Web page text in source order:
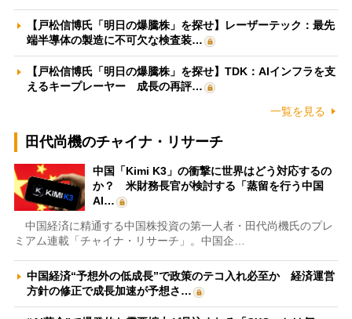
【戸松信博氏「明日の爆騰株」を探せ】レーザーテック：最先
端半導体の製造に不可欠な検査装…
【戸松信博氏「明日の爆騰株」を探せ】TDK：AIインフラを支
えるキープレーヤー 成長の再評…
一覧を見る
田代尚機のチャイナ・リサーチ
中国「Kimi K3」の衝撃に世界はどう対応するの
か？ 米財務長官が検討する「蒸留を行う中国
AI…
中国経済に精通する中国株投資の第一人者・田代尚機氏のプレ
ミアム連載「チャイナ・リサーチ」。中国企…
中国経済“予想外の低成長”で政策のテコ入れ必至か 経済運営
方針の修正で成長加速が予想さ…